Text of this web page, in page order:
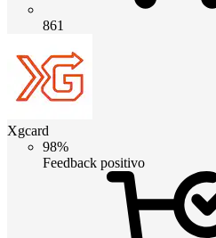
861
Xgcard
98%
Feedback positivo